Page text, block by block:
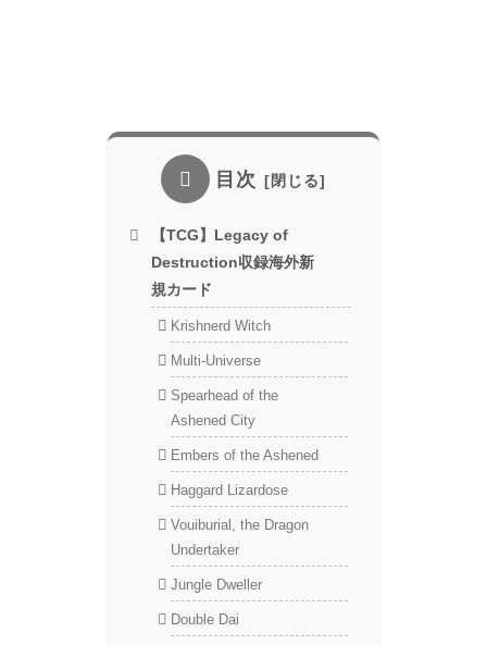
目次
【TCG】Legacy of
Destruction収録海外新
規カード
Krishnerd Witch
Multi-Universe
Spearhead of the
Ashened City
Embers of the Ashened
Haggard Lizardose
Vouiburial, the Dragon
Undertaker
Jungle Dweller
Double Dai